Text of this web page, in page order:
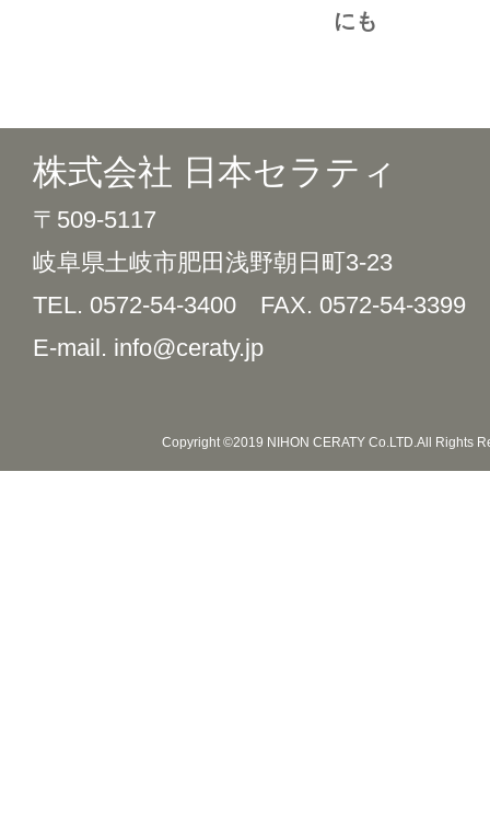
にも
株式会社 日本セラティ
〒509-5117
岐阜県土岐市肥田浅野朝日町3-23
TEL. 0572-54-3400 FAX. 0572-54-3399
E-mail. info@ceraty.jp
Copyright ©2019 NIHON CERATY Co.LTD.All Rights